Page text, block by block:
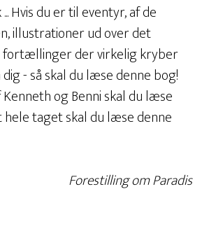
Hvis du er til eventyr, af de
illustrationer ud over det
fortællinger der virkelig kryber
- så skal du læse denne bog!
og Benni skal du læse
hele taget skal du læse denne
Forestilling om Paradis